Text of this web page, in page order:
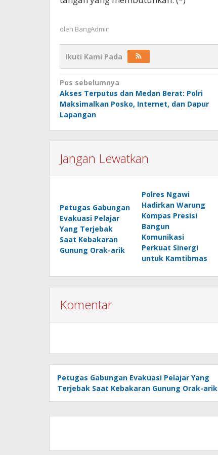
oleh BangAdmin
Ikuti Kami Pada
Navigasi
pos
Pos sebelumnya
Akses Terputus dan Medan Berat: Polri
Maksimalkan Posko, Internet, dan Dapur
Lapangan
Jangan Lewatkan
Petugas Gabungan
Evakuasi Pelajar
Yang Terjebak
Saat Kebakaran
Gunung Orak-arik
Polres Ngawi
Hadirkan Warung
Kompas Presisi
Bangun
Komunikasi
Perkuat Sinergi
untuk Kamtibmas
Komentar
Petugas Gabungan Evakuasi Pelajar Yang
Terjebak Saat Kebakaran Gunung Orak-arik